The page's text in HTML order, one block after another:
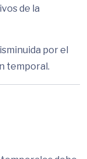
de la
por el
temporal.